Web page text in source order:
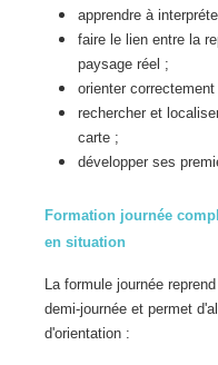
apprendre à
faire le lien entre la
paysage réel ;
orienter
rechercher et
carte ;
développer ses
Formation journée
en situation
La formule journée
demi-journée et permet
d'orientation :